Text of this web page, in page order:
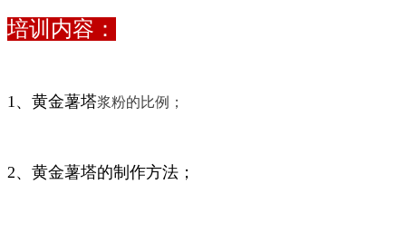
培训内容：
1、黄金薯塔浆粉的比例；
2、 黄金薯塔的制作方法；